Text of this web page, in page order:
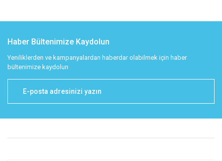
Haber Bültenimize Kaydolun
Yeniliklerden ve kampanyalardan haberdar olabilmek için haber
bültenimize kaydolun